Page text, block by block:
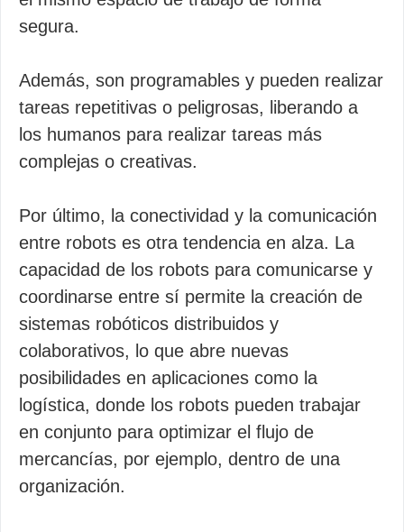
segura.
Además, son programables y pueden realizar
tareas repetitivas o peligrosas, liberando a
los humanos para realizar tareas más
complejas o creativas.
Por último, la conectividad y la comunicación
entre robots es otra tendencia en alza. La
capacidad de los robots para comunicarse y
coordinarse entre sí permite la creación de
sistemas robóticos distribuidos y
colaborativos, lo que abre nuevas
posibilidades en aplicaciones como la
logística, donde los robots pueden trabajar
en conjunto para optimizar el flujo de
mercancías, por ejemplo, dentro de una
organización.